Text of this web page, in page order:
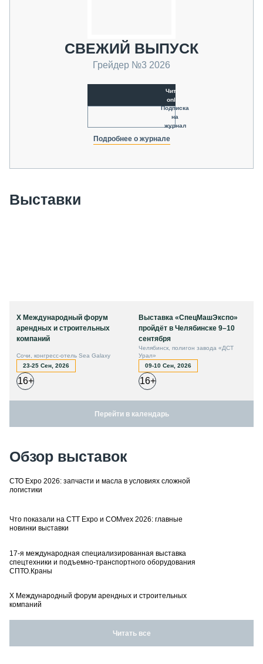
СВЕЖИЙ ВЫПУСК
Грейдер №3 2026
Читать
online
Подписка
на
журнал
Подробнее о журнале
Выставки
X Международный форум
арендных и строительных
компаний
Сочи, конгресс-отель Sea Galaxy
23-25 Сен, 2026
16+
Выставка «СпецМашЭкспо»
пройдёт в Челябинске 9–10
сентября
Челябинск, полигон завода «ДСТ
Урал»
09-10 Сен, 2026
16+
Перейти в календарь
Обзор выставок
СТО Expo 2026: запчасти и масла в условиях сложной
логистики
Что показали на CTT Expo и COMvex 2026: главные
новинки выставки
17-я международная специализированная выставка
спецтехники и подъемно-транспортного оборудования
СПТО.Краны
X Международный форум арендных и строительных
компаний
Читать все